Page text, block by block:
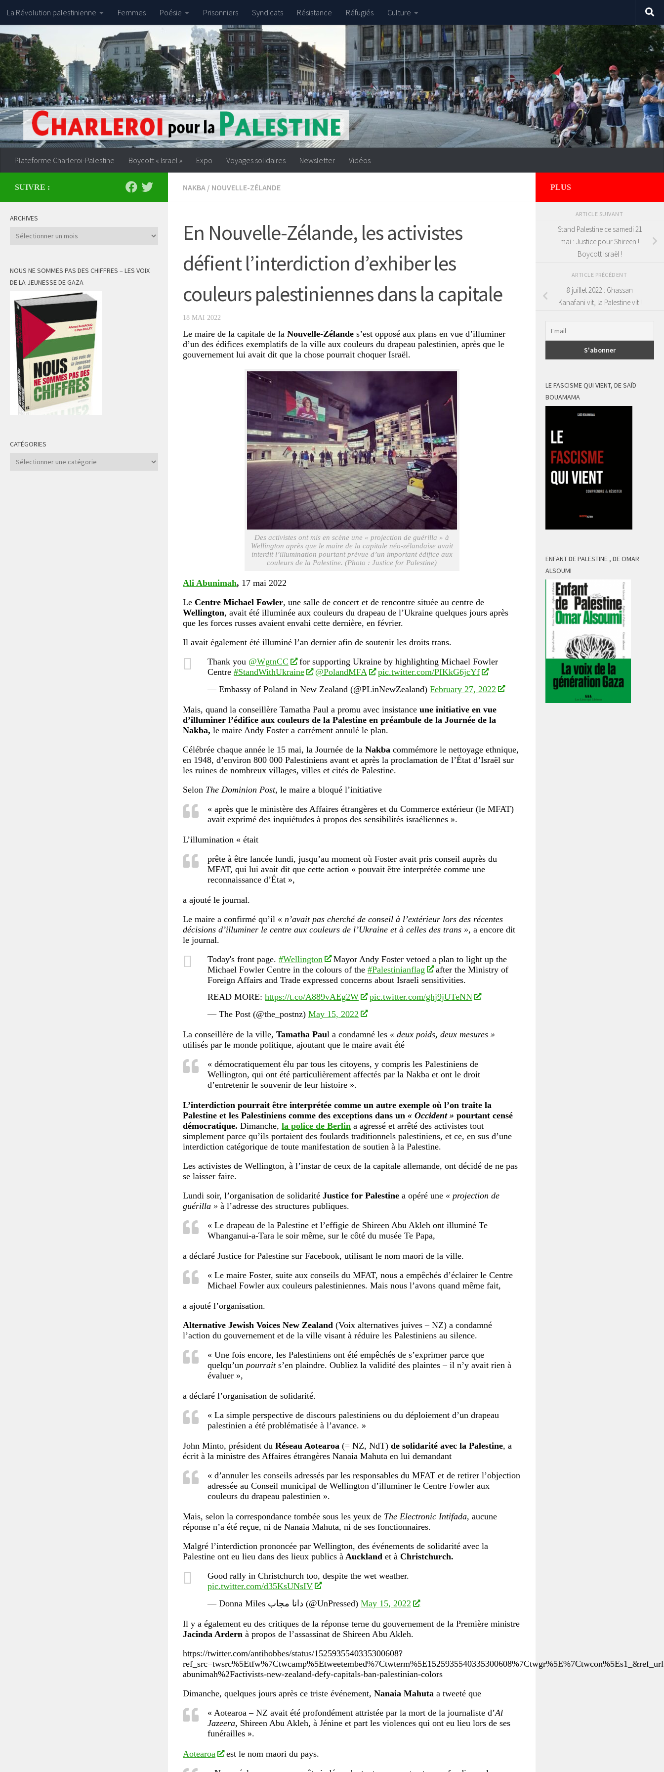
Skip to content
La Révolution palestinienne Femmes Poésie Prisonniers Syndicats Résistance Réfugiés Culture
Plateforme Charleroi-Palestine Boycott « Israël » Expo Voyages solidaires Newsletter Vidéos
NAKBA / NOUVELLE-ZÉLANDE
En Nouvelle-Zélande, les activistes
défient l’interdiction d’exhiber les
couleurs palestiniennes dans la capitale
18 MAI 2022
Le maire de la capitale de la Nouvelle-Zélande s’est opposé aux plans en vue d’illuminer
d’un des édifices exemplatifs de la ville aux couleurs du drapeau palestinien, après que le
gouvernement lui avait dit que la chose pourrait choquer Israël.
Des activistes ont mis en scène une « projection de guérilla » à
Wellington après que le maire de la capitale néo-zélandaise avait
interdit l’illumination pourtant prévue d’un important édifice aux
couleurs de la Palestine. (Photo : Justice for Palestine)
Ali Abunimah, 17 mai 2022
Le Centre Michael Fowler, une salle de concert et de rencontre située au centre de
Wellington, avait été illuminée aux couleurs du drapeau de l’Ukraine quelques jours après
que les forces russes avaient envahi cette dernière, en février.
Il avait également été illuminé l’an dernier afin de soutenir les droits trans.
Thank you @WgtnCC
for supporting Ukraine by highlighting Michael Fowler
Centre #StandWithUkraine @PolandMFA
pic.twitter.com/PIKkG6jcYf
— Embassy of Poland in New Zealand (@PLinNewZealand) February 27, 2022
Mais, quand la conseillère Tamatha Paul a promu avec insistance une initiative en vue
d’illuminer l’édifice aux couleurs de la Palestine en préambule de la Journée de la
Nakba, le maire Andy Foster a carrément annulé le plan.
Célébrée chaque année le 15 mai, la Journée de la Nakba commémore le nettoyage ethnique,
en 1948, d’environ 800 000 Palestiniens avant et après la proclamation de l’État d’Israël sur
les ruines de nombreux villages, villes et cités de Palestine.
Selon The Dominion Post, le maire a bloqué l’initiative
« après que le ministère des Affaires étrangères et du Commerce extérieur (le MFAT)
avait exprimé des inquiétudes à propos des sensibilités israéliennes ».
L’illumination « était
prête à être lancée lundi, jusqu’au moment où Foster avait pris conseil auprès du
MFAT, qui lui avait dit que cette action « pouvait être interprétée comme une
reconnaissance d’État »,
a ajouté le journal.
Le maire a confirmé qu’il « n’avait pas cherché de conseil à l’extérieur lors des récentes
décisions d’illuminer le centre aux couleurs de l’Ukraine et à celles des trans », a encore dit
le journal.
Today's front page. #Wellington
Mayor Andy Foster vetoed a plan to light up the
Michael Fowler Centre in the colours of the #Palestinianflag
after the Ministry of
Foreign Affairs and Trade expressed concerns about Israeli sensitivities.
READ MORE: https://t.co/A889vAEg2W
pic.twitter.com/ghj9jUTeNN
— The Post (@the_postnz) May 15, 2022
La conseillère de la ville, Tamatha Paul a condamné les « deux poids, deux mesures »
utilisés par le monde politique, ajoutant que le maire avait été
« démocratiquement élu par tous les citoyens, y compris les Palestiniens de
Wellington, qui ont été particulièrement affectés par la Nakba et ont le droit
d’entretenir le souvenir de leur histoire ».
L’interdiction pourrait être interprétée comme un autre exemple où l’on traite la
Palestine et les Palestiniens comme des exceptions dans un « Occident » pourtant censé
démocratique. Dimanche, la police de Berlin a agressé et arrêté des activistes tout
simplement parce qu’ils portaient des foulards traditionnels palestiniens, et ce, en sus d’une
interdiction catégorique de toute manifestation de soutien à la Palestine.
Les activistes de Wellington, à l’instar de ceux de la capitale allemande, ont décidé de ne pas
se laisser faire.
Lundi soir, l’organisation de solidarité Justice for Palestine a opéré une « projection de
guérilla » à l’adresse des structures publiques.
« Le drapeau de la Palestine et l’effigie de Shireen Abu Akleh ont illuminé Te
Whanganui-a-Tara le soir même, sur le côté du musée Te Papa,
a déclaré Justice for Palestine sur Facebook, utilisant le nom maori de la ville.
« Le maire Foster, suite aux conseils du MFAT, nous a empêchés d’éclairer le Centre
Michael Fowler aux couleurs palestiniennes. Mais nous l’avons quand même fait,
a ajouté l’organisation.
Alternative Jewish Voices New Zealand (Voix alternatives juives – NZ) a condamné
l’action du gouvernement et de la ville visant à réduire les Palestiniens au silence.
« Une fois encore, les Palestiniens ont été empêchés de s’exprimer parce que
quelqu’un pourraits’en plaindre. Oubliez la validité des plaintes – il n’y avait rien à
évaluer »,
a déclaré l’organisation de solidarité.
« La simple perspective de discours palestiniens ou du déploiement d’un drapeau
palestinien a été problématisée à l’avance. »
John Minto, président du Réseau Aotearoa (= NZ, NdT) de solidarité avec la Palestine, a
écrit à la ministre des Affaires étrangères Nanaia Mahuta en lui demandant
« d’annuler les conseils adressés par les responsables du MFAT et de retirer l’objection
adressée au Conseil municipal de Wellington d’illuminer le Centre Fowler aux
couleurs du drapeau palestinien ».
Mais, selon la correspondance tombée sous les yeux de The Electronic Intifada, aucune
réponse n’a été reçue, ni de Nanaia Mahuta, ni de ses fonctionnaires.
Malgré l’interdiction prononcée par Wellington, des événements de solidarité avec la
Palestine ont eu lieu dans des lieux publics à Auckland et à Christchurch.
Good rally in Christchurch too, despite the wet weather.
pic.twitter.com/d35KsUNsIV
— Donna Miles دانا مجاب (@UnPressed) May 15, 2022
Il y a également eu des critiques de la réponse terne du gouvernement de la Première ministre
Jacinda Ardern à propos de l’assassinat de Shireen Abu Akleh.
https://twitter.com/antihobbes/status/1525935540335300608?
abunimah%2Factivists-new-zealand-defy-capitals-ban-palestinian-colors
Dimanche, quelques jours après ce triste événement, Nanaia Mahuta a tweeté que
« Aotearoa – NZ avait été profondément attristée par la mort de la journaliste d’Al
Jazeera, Shireen Abu Akleh, à Jénine et part les violences qui ont eu lieu lors de ses
funérailles ».
Aotearoa
est le nom maori du pays.
SUIVRE :
ARCHIVES
Archives
NOUS NE SOMMES PAS DES CHIFFRES – LES VOIX
DE LA JEUNESSE DE GAZA
CATÉGORIES
Catégories
PLUS
ARTICLE SUIVANT
Stand Palestine ce samedi 21
mai : Justice pour Shireen !
Boycott Israël !
ARTICLE PRÉCÉDENT
8 juillet 2022 : Ghassan
Kanafani vit, la Palestine vit !
LE FASCISME QUI VIENT, DE SAÏD
BOUAMAMA
ENFANT DE PALESTINE , DE OMAR
ALSOUMI